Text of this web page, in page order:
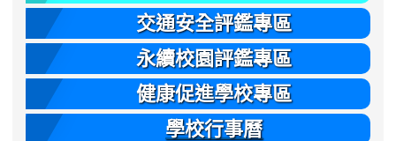
交通安全評鑑專區
永續校園評鑑專區
健康促進學校專區
學校行事曆